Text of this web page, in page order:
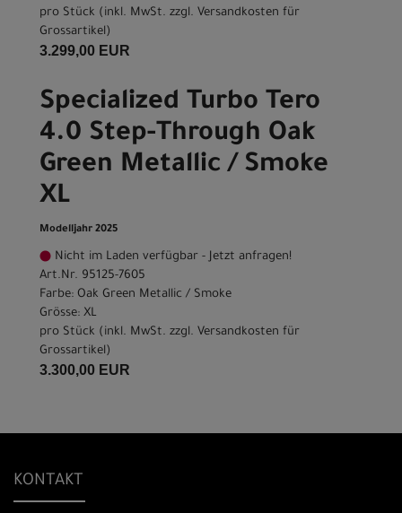
pro Stück (inkl. MwSt. zzgl. Versandkosten für
Grossartikel)
3.299,00 EUR
Specialized Turbo Tero
4.0 Step-Through Oak
Green Metallic / Smoke
XL
Modelljahr 2025
Nicht im Laden verfügbar - Jetzt anfragen!
Art.Nr. 95125-7605
Farbe: Oak Green Metallic / Smoke
Grösse: XL
pro Stück (inkl. MwSt. zzgl. Versandkosten für
Grossartikel)
3.300,00 EUR
KONTAKT